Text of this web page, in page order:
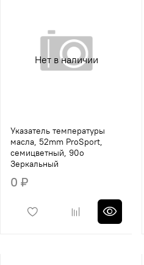
Нет в наличии
Указатель температуры
масла, 52mm ProSport,
семицветный, 90o
Зеркальный
0 ₽